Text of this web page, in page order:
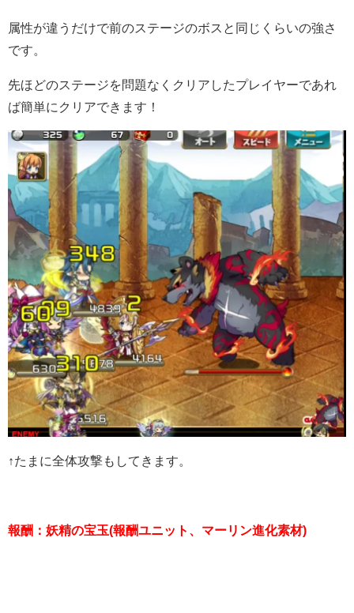
属性が違うだけで前のステージのボスと同じくらいの強さ
です。
先ほどのステージを問題なくクリアしたプレイヤーであれ
ば簡単にクリアできます！
↑たまに全体攻撃もしてきます。
報酬：妖精の宝玉(報酬ユニット、マーリン進化素材)